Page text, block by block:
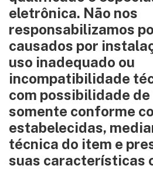
eletrônica. Não nos
responsabilizamos
causados por
uso inadequado ou
incompatibilidade
com possibilidade
somente conforme
estabelecidas,
técnica do item e
suas características